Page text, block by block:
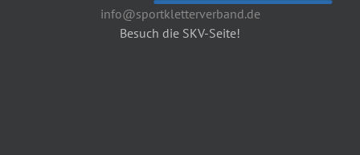
info@sportkletterverband.de
Besuch die SKV-Seite!